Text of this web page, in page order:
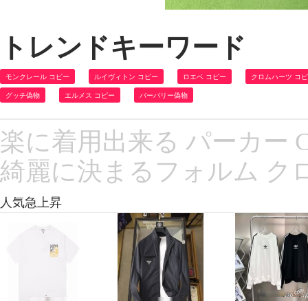
トレンドキーワード
モンクレール コピー ルイヴィトン コピー ロエベ コピー クロムハーツ コ
グッチ偽物 エルメス コピー バーバリー偽物
楽に着用出来る パーカー
綺麗に決まるフォルム ク
人気急上昇